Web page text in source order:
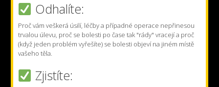
Odhalíte:
Proč vám veškerá úsilí, léčby a případné operace nepřinesou
trvalou úlevu, proč se bolesti po čase tak "rády" vracejí a proč
(když jeden problém vyřešíte) se bolesti objeví na jiném místě
vašeho těla.
Zjistíte: